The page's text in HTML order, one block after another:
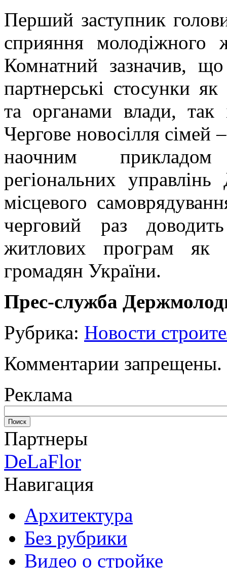
Перший заступник
сприяння молодіжного
Комнатний зазначив,
партнерські стосунки
та органами влади, так
Чергове новосілля сімей
наочним прикладом
регіональних
місцевого
черговий раз
житлових програм як
громадян України.
Прес-служба
Рубрика: Новости
Комментарии запрещены.
Реклама
Партнеры
DeLaFlor
Навигация
Архитектура
Без рубрики
Видео о стройке